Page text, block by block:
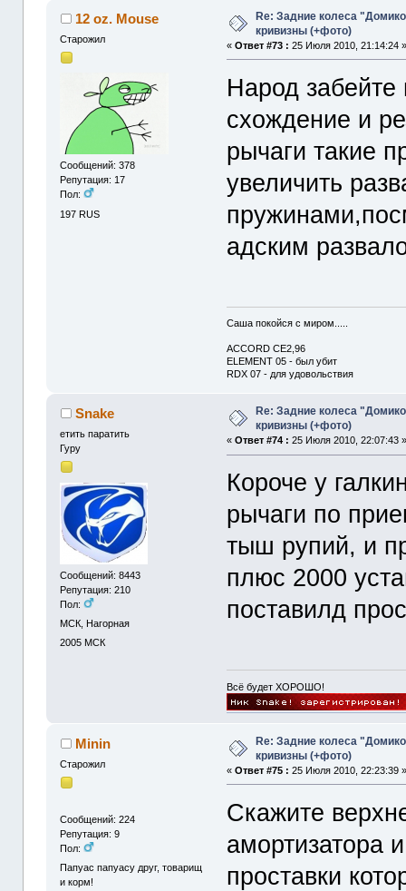
12 oz. Mouse
Старожил
Сообщений: 378
Репутация: 17
Пол:
197 RUS
Re: Задние колеса
кривизны (+фото)
«Ответ #73 : 25 Июля 2010, 21:14:24
Народ забейте
схождение и
рычаги такие
увеличить
адским
Саша покойся с миром.....
ACCORD CE2,96
ELEMENT 05 - был убит
RDX 07 - для удовольствия
Snake
етить паратить
Гуру
Сообщений: 8443
Репутация: 210
Пол:
МСК, Нагорная
2005 МСК
Re: Задние колеса
кривизны (+фото)
«Ответ #74 : 25 Июля 2010, 22:07:43
Короче у
рычаги по
тыш рупий, и
плюс 2000
поставилд
Всё будет ХОРОШО!
Minin
Старожил
Сообщений: 224
Репутация: 9
Пол:
Папуас папуасу друг, товарищ
и корм!
Re: Задние колеса
кривизны (+фото)
«Ответ #75 : 25 Июля 2010, 22:23:39
Скажите
амортизатора
проставки